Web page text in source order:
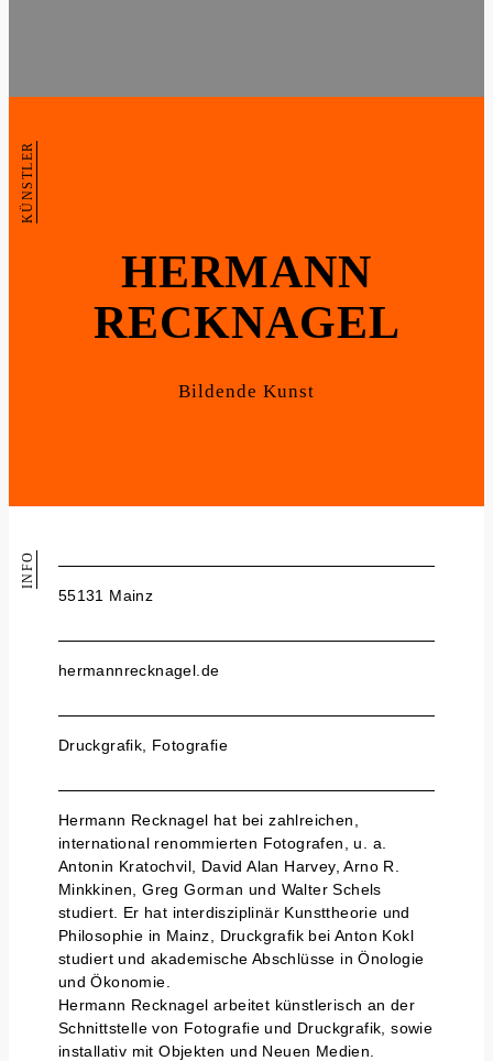
HERMANN
RECKNAGEL
Bildende Kunst
KÜNSTLER
INFO
55131 Mainz
hermannrecknagel.de
Druckgrafik, Fotografie
Hermann Recknagel hat bei zahlreichen,
international renommierten Fotografen, u. a.
Antonin Kratochvil, David Alan Harvey, Arno R.
Minkkinen, Greg Gorman und Walter Schels
studiert. Er hat interdisziplinär Kunsttheorie und
Philosophie in Mainz, Druckgrafik bei Anton Kokl
studiert und akademische Abschlüsse in Önologie
und Ökonomie.
Hermann Recknagel arbeitet künstlerisch an der
Schnittstelle von Fotografie und Druckgrafik, sowie
installativ mit Objekten und Neuen Medien.